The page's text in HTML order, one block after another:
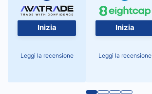
Inizia
Leggi la recensione
Inizia
Leggi la recensione